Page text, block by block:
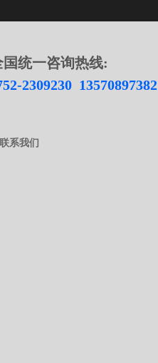
国统一咨询热线:
2309230 13570897382
联系我们